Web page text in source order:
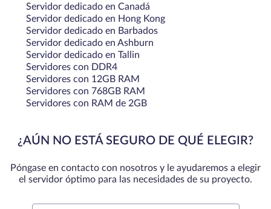
Servidor dedicado en Canadá
Servidor dedicado en Hong Kong
Servidor dedicado en Barbados
Servidor dedicado en Ashburn
Servidor dedicado en Tallin
Servidores con DDR4
Servidores con 12GB RAM
Servidores con 768GB RAM
Servidores con RAM de 2GB
¿AÚN NO ESTÁ SEGURO DE QUÉ ELEGIR?
Póngase en contacto con nosotros y le ayudaremos a elegir
el servidor óptimo para las necesidades de su proyecto.